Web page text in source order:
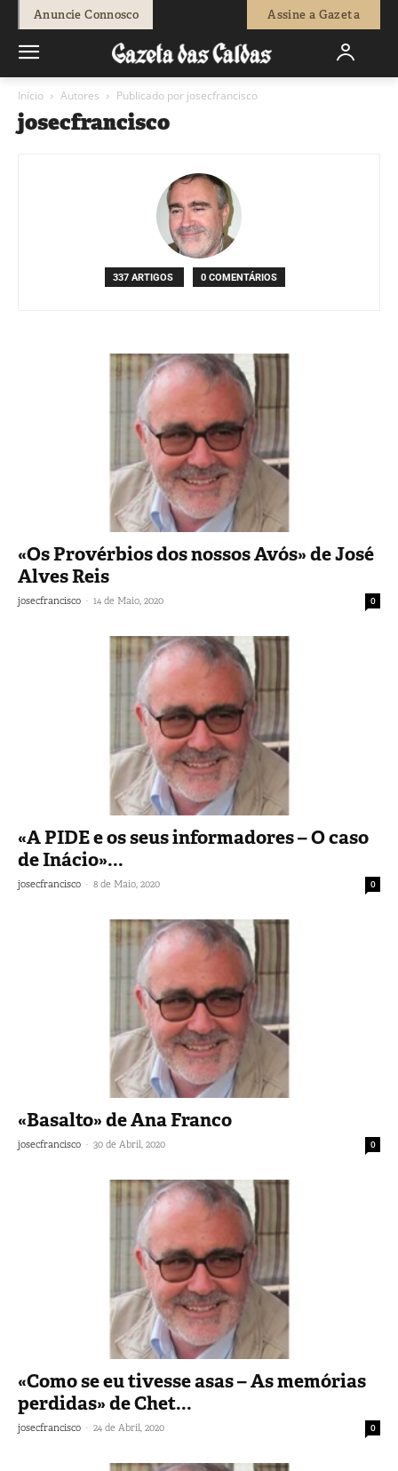
Anuncie Connosco Assine a Gazeta
Início Autores Publicado por josecfrancisco
josecfrancisco
337 ARTIGOS 0 COMENTÁRIOS
«Os Provérbios dos nossos Avós» de José
Alves Reis
josecfrancisco - 14 de Maio, 2020 0
«A PIDE e os seus informadores – O caso
de Inácio»...
josecfrancisco - 8 de Maio, 2020 0
«Basalto» de Ana Franco
josecfrancisco - 30 de Abril, 2020 0
«Como se eu tivesse asas – As memórias
perdidas» de Chet...
josecfrancisco - 24 de Abril, 2020 0